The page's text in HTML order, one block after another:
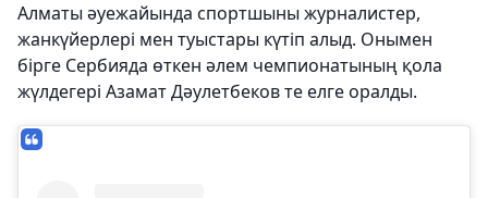
Алматы әуежайында спортшыны журналистер,
жанкүйерлері мен туыстары күтіп алыд. Онымен
бірге Сербияда өткен әлем чемпионатының қола
жүлдегері Азамат Дәулетбеков те елге оралды.